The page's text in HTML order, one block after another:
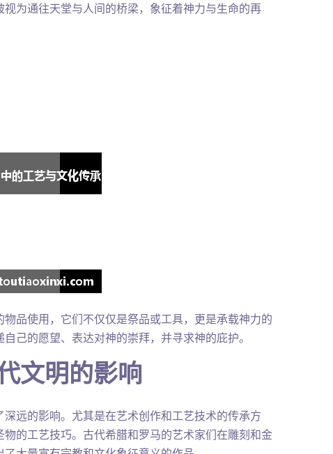
为通往天堂与人间的桥梁，象征着神力与生命的再
品使用，它们不仅仅是祭品或工具，更是承载神力的
己的愿望、表达对神的崇拜，并寻求神的庇护。
文明的影响
远的影响。尤其是在艺术创作和工艺技术的传承方
的工艺技巧。古代希腊和罗马的艺术家们在雕刻和金